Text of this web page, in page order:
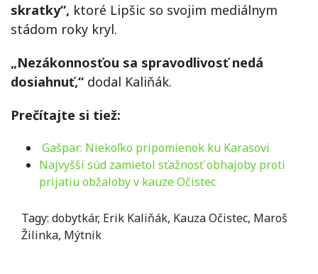
skratky“, ktoré Lipšic so svojim mediálnym
stádom roky kryl.
„Nezákonnosťou sa spravodlivosť nedá
dosiahnuť,“ dodal Kaliňák.
Prečítajte si tiež:
Gašpar: Niekoľko pripomienok ku Karasovi
Najvyšší súd zamietol sťažnosť obhajoby proti
prijatiu obžaloby v kauze Očistec
Tagy: dobytkár, Erik Kaliňák, Kauza Očistec, Maroš
Žilinka, Mýtnik